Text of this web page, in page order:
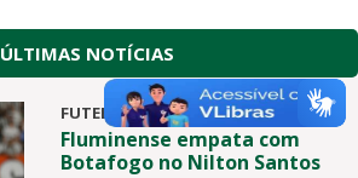
ÚLTIMAS NOTÍCIAS
FUTEBOL
Fluminense empata com
Botafogo no Nilton Santos